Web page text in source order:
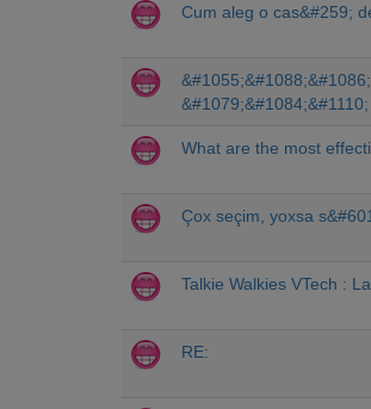
Cum aleg o cas&#259;
&#1079;&#1084;&#1110;
What are the most
Çox seçim, yoxsa
Talkie Walkies VTech :
RE: